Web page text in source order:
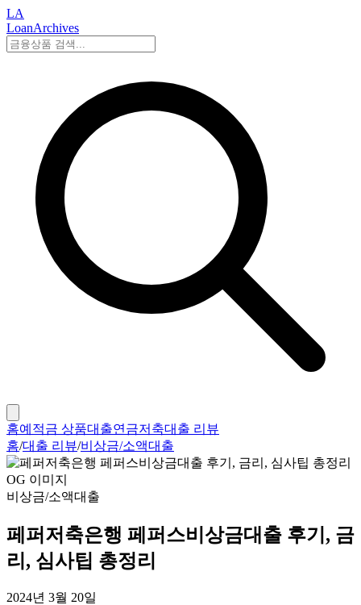
LA
LoanArchives
홈예적금 상품대출연금저축대출 리뷰
홈/대출 리뷰/비상금/소액대출
비상금/소액대출
페퍼저축은행 페퍼스비상금대출 후기, 금
리, 심사팁 총정리
2024년 3월 20일